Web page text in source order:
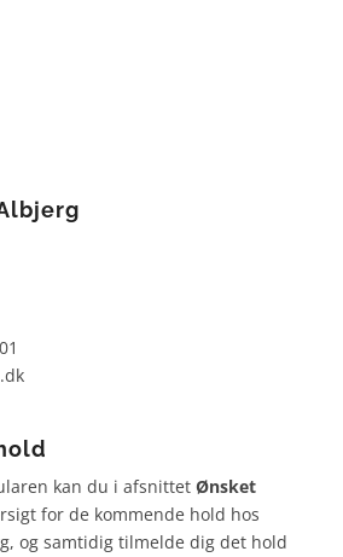
kan du i afsnittet Ønsket
for de kommende hold hos
og samtidig tilmelde dig det hold